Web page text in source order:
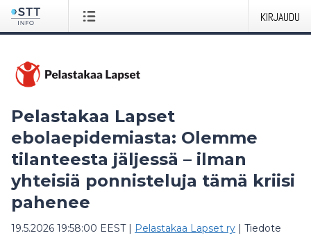
KIRJAUDU
Pelastakaa Lapset
ebolaepidemiasta: Olemme
tilanteesta jäljessä – ilman
yhteisiä ponnisteluja tämä kriisi
pahenee
19.5.2026 19:58:00 EEST| Pelastakaa Lapset ry | Tiedote